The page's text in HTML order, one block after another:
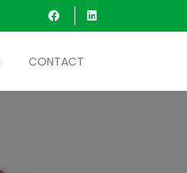
CONTACT